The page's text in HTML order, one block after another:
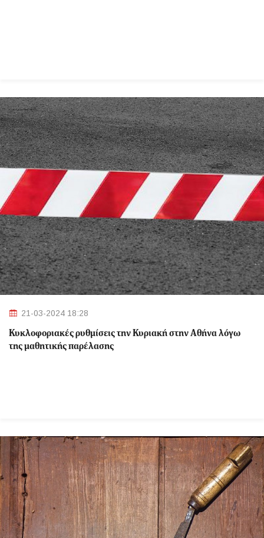
21-03-2024 18:28
Κυκλοφοριακές ρυθμίσεις την Κυριακή στην Αθήνα λόγω
της μαθητικής παρέλασης